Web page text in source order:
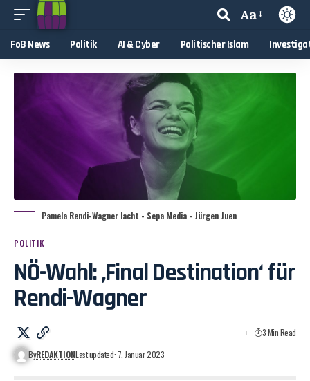
Aa
FoB News Politik AI & Cyber Politischer Islam
Pamela Rendi-Wagner lacht - Sepa Media - Jürgen Juen
POLITIK
NÖ-Wahl: ‚Final Destination‘ für
Rendi-Wagner
ByREDAKTIONLast updated: 7. Januar 2023
3 Min Read